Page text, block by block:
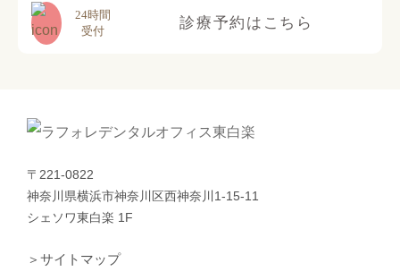
24時間
受付
診療予約はこちら
〒221-0822
神奈川県横浜市神奈川区西神奈川1-15-11
シェソワ東白楽 1F
＞サイトマップ